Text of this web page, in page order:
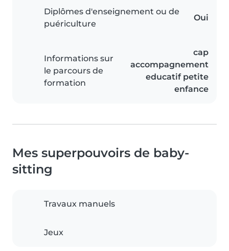
Diplômes d'enseignement ou de
puériculture
Oui
Informations sur
le parcours de
formation
cap
accompagnement
educatif petite
enfance
Mes superpouvoirs de baby-
sitting
Travaux manuels
Jeux